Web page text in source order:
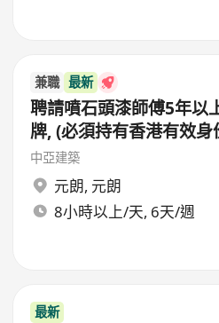
兼職 最新
聘請噴石頭漆師傅5年以
牌, (必須持有香港有效身份
地點(元朗地盤),
中亞建築
元朗, 元朗
8小時以上/天, 6天/週
最新